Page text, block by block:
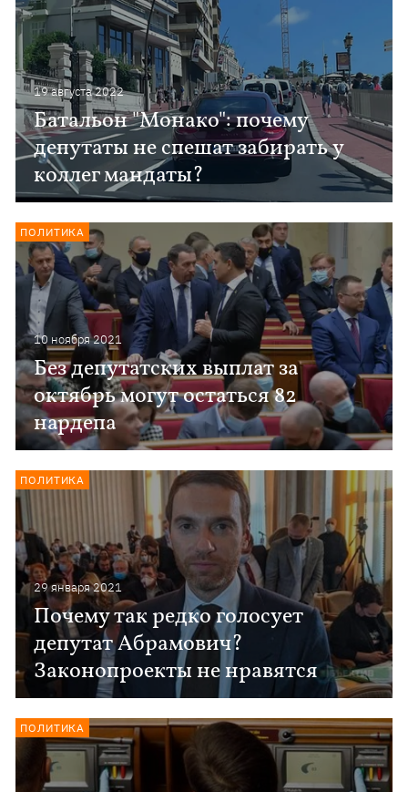
19 августа 2022
Батальон "Монако": почему
депутаты не спешат забирать у
коллег мандаты?
10 ноября 2021
Без депутатских выплат за
октябрь могут остаться 82
нардепа
ПОЛИТИКА
29 января 2021
Почему так редко голосует
депутат Абрамович?
Законопроекты не нравятся
ПОЛИТИКА
ПОЛИТИКА